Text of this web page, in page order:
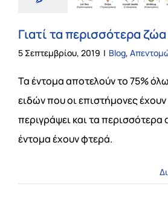
Γιατί τα περισσότερα ζώα
5 Σεπτεμβρίου, 2019 | Blog,
Τα έντομα αποτελούν το 75%
ειδών που οι επιστήμονες
περιγράψει και τα περισσότερα
έντομα έχουν φτερά.